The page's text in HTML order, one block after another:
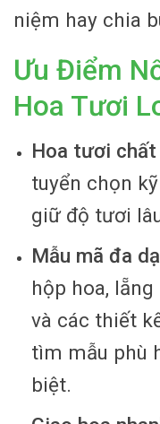
niệm hay chia
Ưu Điểm
Hoa Tươi
Hoa tươi
tuyển chọn
giữ độ tươi
Mẫu mã đa
hộp hoa,
và các thiết
tìm mẫu phù
biệt.